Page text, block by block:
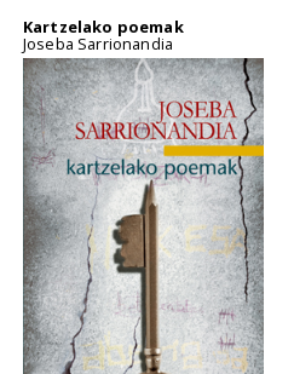
Kartzelako poemak
Joseba Sarrionandia